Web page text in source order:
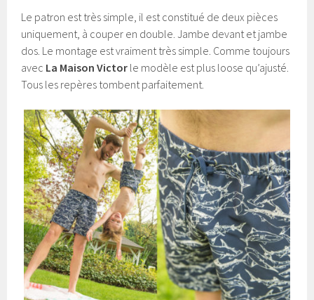
Le patron est très simple, il est constitué de deux pièces
uniquement, à couper en double. Jambe devant et jambe
dos. Le montage est vraiment très simple. Comme toujours
avec La Maison Victor le modèle est plus loose qu’ajusté.
Tous les repères tombent parfaitement.